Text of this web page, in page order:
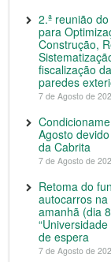
2.ª reunião
para
Construção,
fiscalização
paredes
7 de Agosto de
Agosto
da Cabrita
7 de Agosto de
Retoma do
autocarros
amanhã (dia
de espera
7 de Agosto de